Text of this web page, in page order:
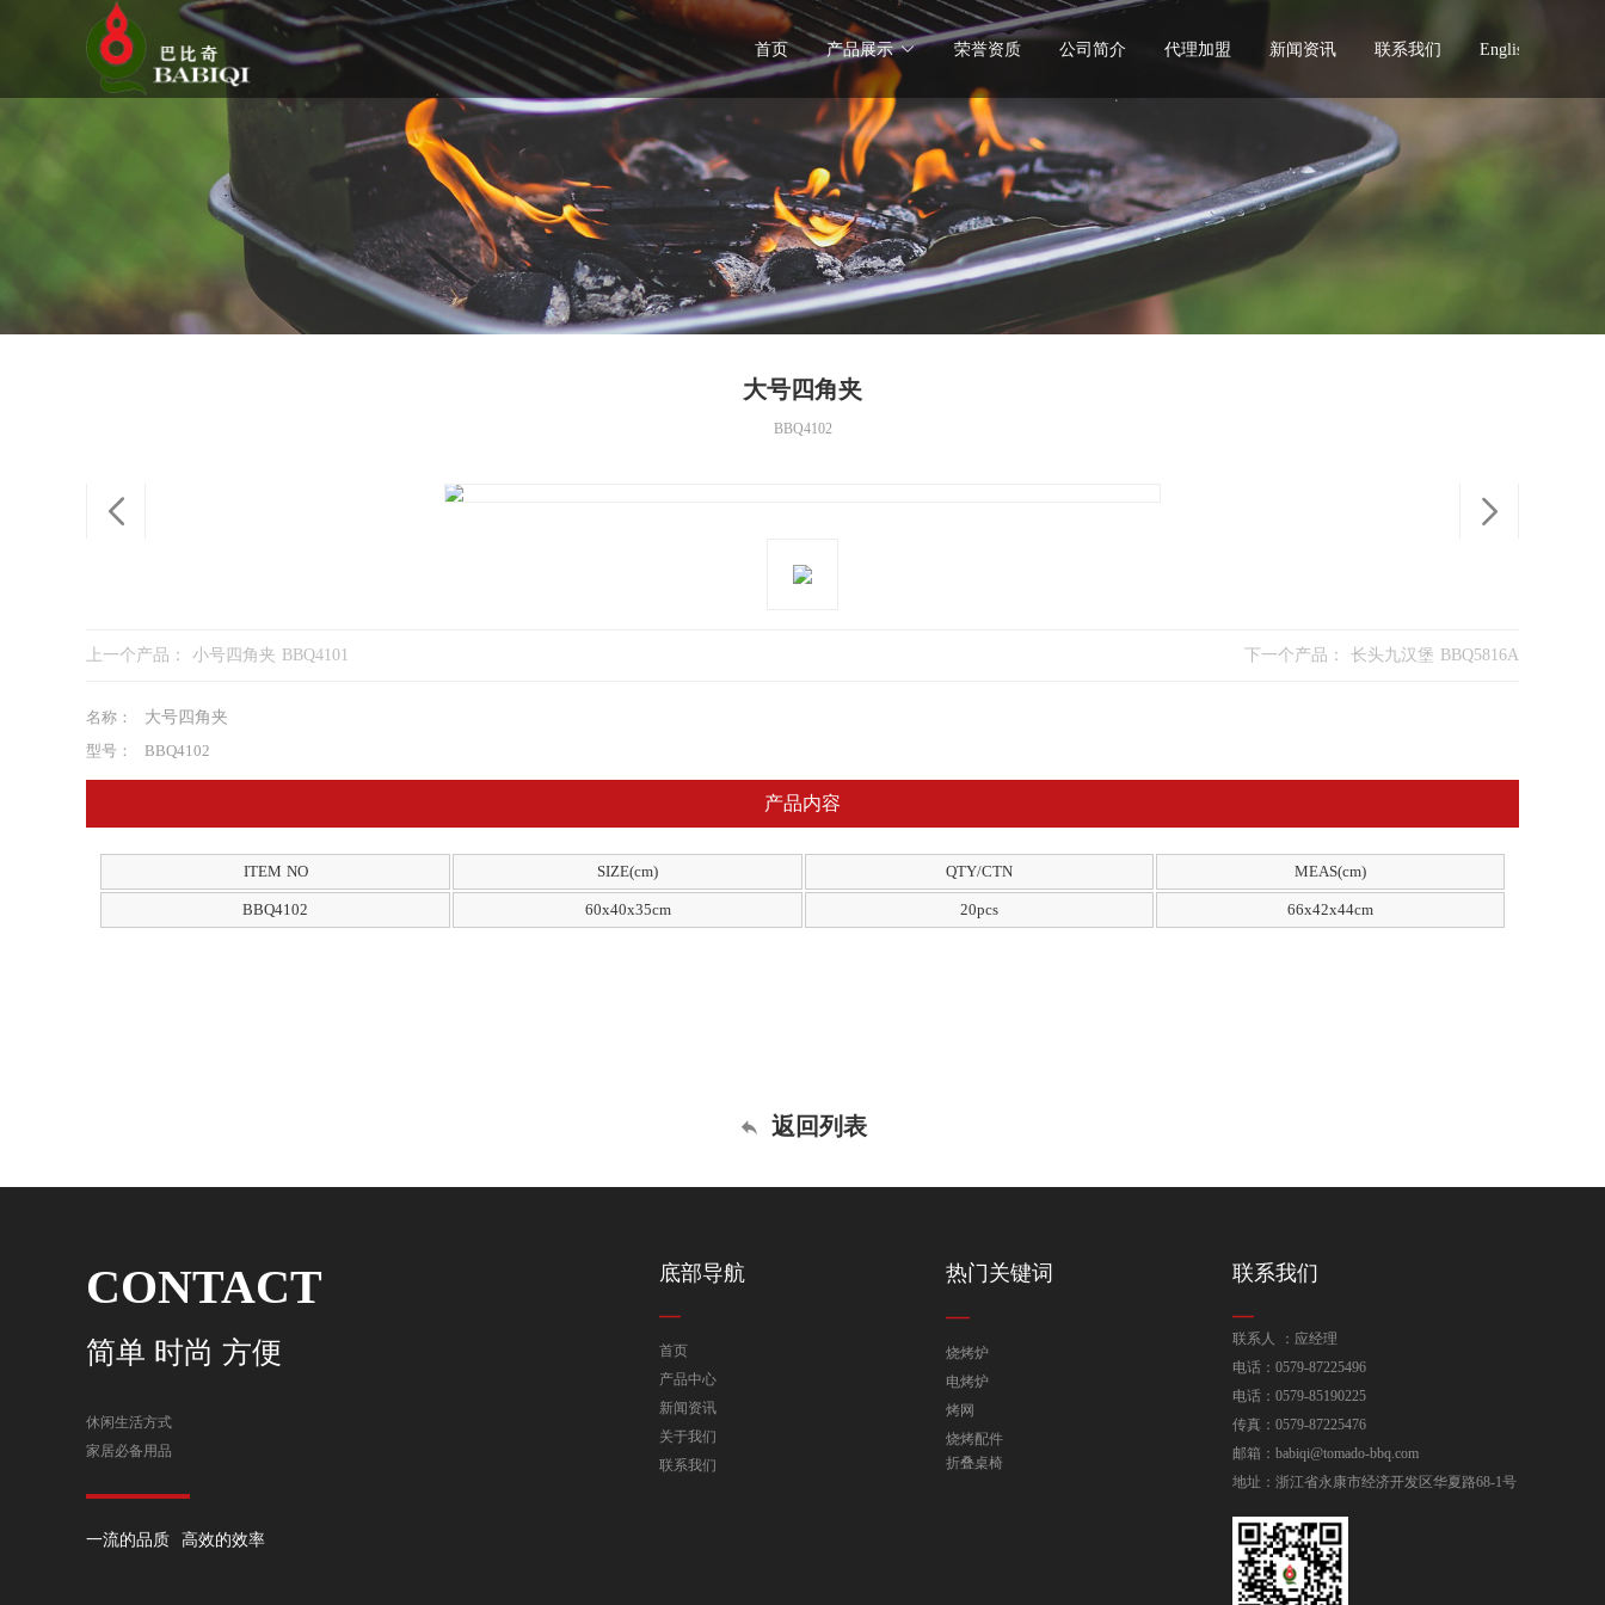
首页 产品展示 荣誉资质 公司简介 代理加盟 新闻资讯 联系我们 English
大号四角夹
BBQ4102
上一个产品： 小号四角夹 BBQ4101 下一个产品： 长头九汉堡 BBQ5816A
名称：
大号四角夹
型号：
BBQ4102
ITEM NO SIZE(cm) QTY/CTN MEAS(cm)
BBQ4102 60x40x35cm 20pcs 66x42x44cm
产品内容
返回列表
CONTACT
简单 时尚 方便
休闲生活方式
家居必备用品
一流的品质 高效的效率
底部导航
首页
产品中心
新闻资讯
关于我们
联系我们
热门关键词
烧烤炉
电烤炉
烤网
烧烤配件
折叠桌椅
联系我们
联系人 ：应经理
电话：0579-87225496
电话：0579-85190225
传真：0579-87225476
邮箱：babiqi@tomado-bbq.com
地址：浙江省永康市经济开发区华夏路68-1号